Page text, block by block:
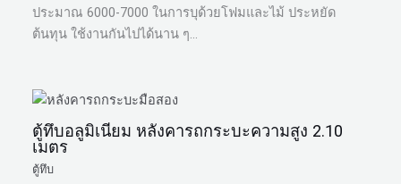
ประมาณ 6000-7000 ในการบุด้วยโฟมและไม้ ประหยัด
ต้นทุน ใช้งานกันไปได้นาน ๆ…
ตู้ทึบอลูมิเนียม หลังคารถกระบะความสูง 2.10
เมตร
ตู้ทึบ